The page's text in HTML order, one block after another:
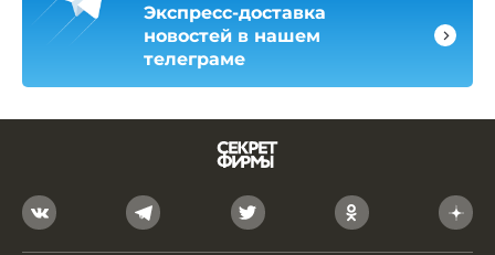
Экспресс-доставка
новостей в нашем
телеграме